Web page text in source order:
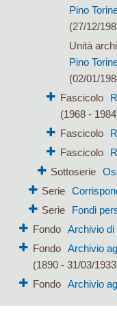
Pino
(27/12/
Unità
Pino
(02/01/
Fascicolo
(1968 -
Fascicolo
Fascicolo
Sottoserie
Serie
Serie
Fondi
Fondo
Archivio di
Fondo
Archivio
(1890 - 31/03/
Fondo
Archivio